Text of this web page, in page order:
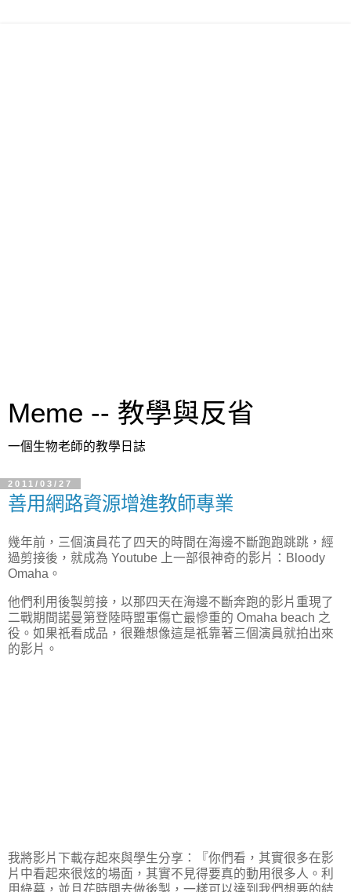
Meme -- 教學與反省
一個生物老師的教學日誌
2011/03/27
善用網路資源增進教師專業
幾年前，三個演員花了四天的時間在海邊不斷跑跑跳跳，經
過剪接後，就成為 Youtube 上一部很神奇的影片：Bloody
Omaha。
他們利用後製剪接，以那四天在海邊不斷奔跑的影片重現了
二戰期間諾曼第登陸時盟軍傷亡最慘重的 Omaha beach 之
役。如果祇看成品，很難想像這是祇靠著三個演員就拍出來
的影片。
我將影片下載存起來與學生分享：『你們看，其實很多在影
片中看起來很炫的場面，其實不見得要真的動用很多人。利